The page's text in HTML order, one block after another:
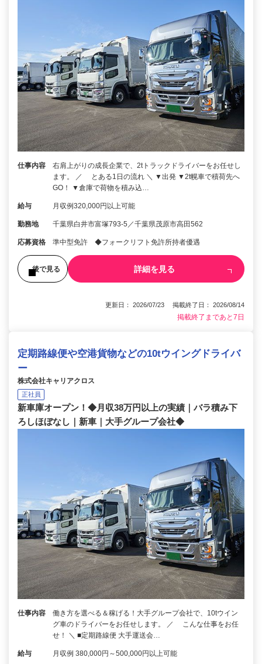
仕事内容
右肩上がりの成長企業で、2tトラックドライバーをお任せし
ます。 ／ とある1日の流れ ＼ ▼出発 ▼2t幌車で積荷先へ
GO！ ▼倉庫で荷物を積み込…
給与 月収例320,000円以上可能
勤務地 千葉県白井市富塚793-5／千葉県茂原市高田562
応募資格 準中型免許 ◆フォークリフト免許所持者優遇
後で見る 詳細を見る
更新日： 2026/07/23 掲載終了日： 2026/08/14
掲載終了まであと7日
定期路線便や空港貨物などの10tウイングドライバ
ー
株式会社キャリアクロス
正社員
新車庫オープン！◆月収38万円以上の実績｜バラ積み下
ろしほぼなし｜新車｜大手グループ会社◆
仕事内容
働き方を選べる＆稼げる！大手グループ会社で、10tウイン
グ車のドライバーをお任せします。 ／ こんな仕事をお任
せ！ ＼ ■定期路線便 大手運送会…
給与 月収例 380,000円～500,000円以上可能